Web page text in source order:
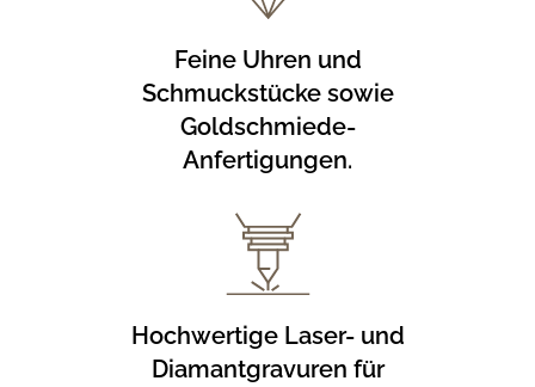
Feine Uhren und
Schmuckstücke sowie
Goldschmiede-
Anfertigungen.
Hochwertige Laser- und
Diamantgravuren für